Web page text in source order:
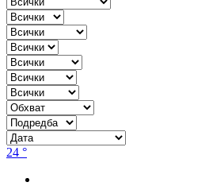
24 °